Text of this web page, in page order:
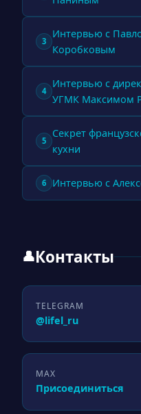
3
Интервью с
Коробковым
4
Интервью с
УГМК Максимом
5
Секрет
кухни
6 Интервью с
👤Контакты
TELEGRAM
@lifel_ru
MAX
Присоединиться